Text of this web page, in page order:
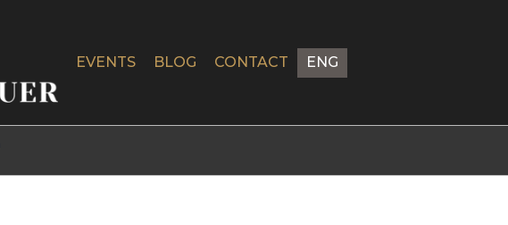
EVENTS BLOG CONTACT ENG